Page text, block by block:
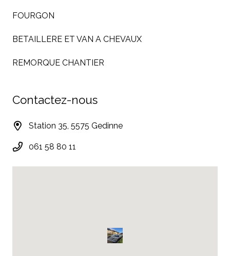
FOURGON
BETAILLERE ET VAN A CHEVAUX
REMORQUE CHANTIER
Contactez-nous
Station 35, 5575 Gedinne
061 58 80 11